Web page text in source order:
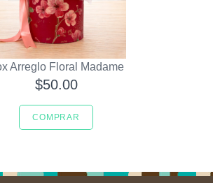
Arreglo Floral Madame
$50.00
COMPRAR